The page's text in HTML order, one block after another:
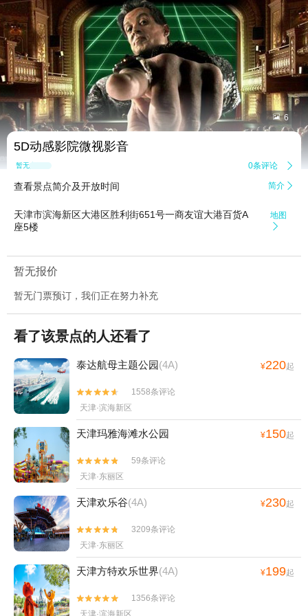
 6
5D动感影院微视影音
暂无点评 0条评论 
查看景点简介及开放时间 简介 
天津市滨海新区大港区胜利街651号一商友谊大港百货A
座5楼
地图

暂无报价
暂无门票预订，我们正在努力补充
看了该景点的人还看了
泰达航母主题公园(4A) ¥220起


1558条评论
天津·滨海新区
天津玛雅海滩水公园 ¥150起


59条评论
天津·东丽区
天津欢乐谷(4A) ¥230起


3209条评论
天津·东丽区
天津方特欢乐世界(4A) ¥199起


1356条评论
